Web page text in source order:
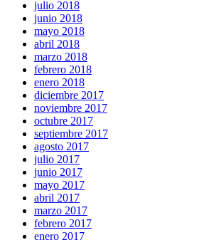
julio 2018
junio 2018
mayo 2018
abril 2018
marzo 2018
febrero 2018
enero 2018
diciembre 2017
noviembre 2017
octubre 2017
septiembre 2017
agosto 2017
julio 2017
junio 2017
mayo 2017
abril 2017
marzo 2017
febrero 2017
enero 2017